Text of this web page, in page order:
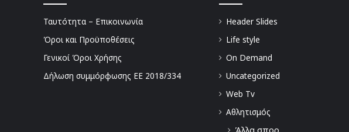
Ταυτότητα – Επικοινωνία
Όροι και Προϋποθέσεις
Γενικοί Όροι Χρήσης
Δήλωση συμμόρφωσης ΕΕ 2018/334
Header Slides
Life style
On Demand
Uncategorized
Web Tv
Αθλητισμός